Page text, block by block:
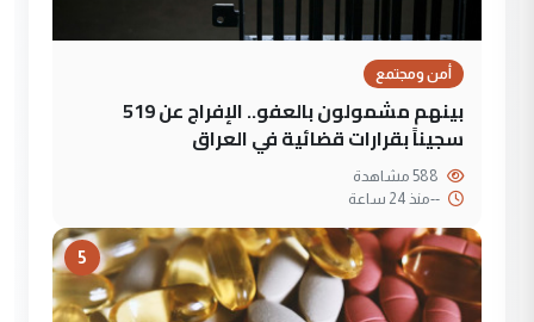
أمن ومجتمع
بينهم مشمولون بالعفو.. الإفراج عن 519
سجيناً بقرارات قضائية في العراق
--منذ 24 ساعة
5